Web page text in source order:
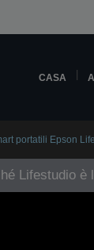
CASA
portatili Epson
Lifestudio è